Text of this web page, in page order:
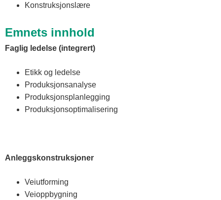
Konstruksjonslære
Emnets innhold
Faglig ledelse (integrert)
Etikk og ledelse
Produksjonsanalyse
Produksjonsplanlegging
Produksjonsoptimalisering
Anleggskonstruksjoner
Veiutforming
Veioppbygning